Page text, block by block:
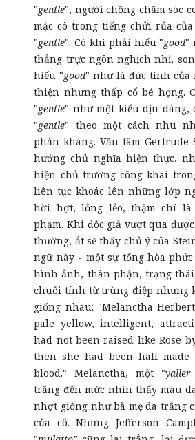
"gentle", người chồng chăm sóc
mặc cô trong tiếng chửi rủa
"gentle". Có khi phải hiểu "good"
thẳng trực ngôn nghịch nhĩ,
hiểu "good" như là đức tính của
thiện nhưng thấp cổ bé họng.
"gentle" như một kiểu dịu dàng,
"gentle" theo một cách nhu
phản kháng. Văn tâm Gertrude
hướng chủ nghĩa hiện thực,
hiện chủ trương công khai
liên tục khoác lên những lớp
hời hợt, lỏng lẻo, thậm chí là
phạm. Khi độc giả vượt qua
thường, ắt sẽ thấy chủ ý của
ngữ này - một sự tổng hòa
hình ảnh, thân phận, trạng
chuỗi tính từ trùng điệp nhưng
giống nhau: "Melanctha
pale yellow, intelligent,
had not been raised like Rose
then she had been half
blood." Melanctha, một "
trắng đến mức nhìn thấy màu
nhợt giống như bà mẹ da trắng
của cô. Nhưng Jefferson